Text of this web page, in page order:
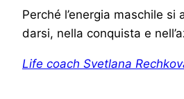
Perché l’energia maschile si
darsi, nella conquista e
Life coach Svetlana